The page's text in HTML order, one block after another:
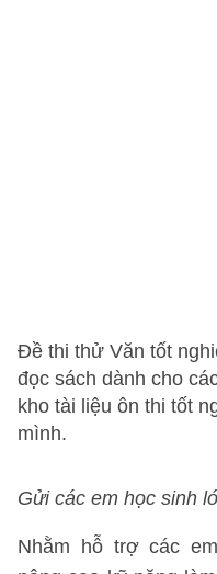
Đề thi thử Văn tốt
đọc sách dành cho
kho tài liệu ôn thi tốt
mình.
Gửi các em học sinh
Nhằm hỗ trợ các